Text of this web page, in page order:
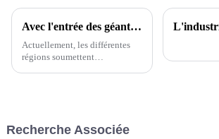
Avec l'entrée des géants, une autre « nouvelle ville de tête d'énergie » est en train de naître ?
Actuellement, les différentes
régions soumettent
y a quelques jours à peine,...
Recherche Associée